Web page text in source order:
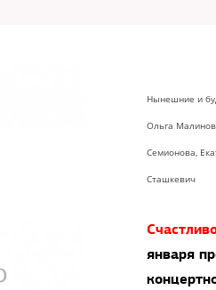
Нынешние и
Ольга
Семионова,
Сташкевич
января